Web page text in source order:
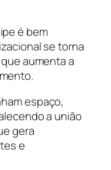
é bem
se torna
aumenta a
espaço,
a união
gera
e